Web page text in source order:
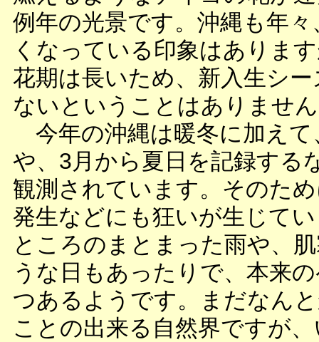
例年の光景です。沖縄も年
くなっている印象はありま
花期は長いため、新入生シ
ないということはありませ
今年の沖縄は暖冬に加えて
や、3月から夏日を記録する
観測されています。そのた
発生などにも狂いが生じて
ところのまとまった雨や、
うな日もあったりで、本来
つあるようです。まだなん
ことの出来る自然界ですが